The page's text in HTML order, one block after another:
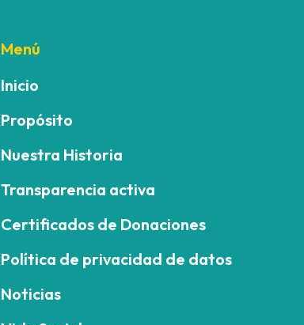
Menú
Inicio
Propósito
Nuestra Historia
Transparencia activa
Certificados de Donaciones
Política de privacidad de datos
Noticias